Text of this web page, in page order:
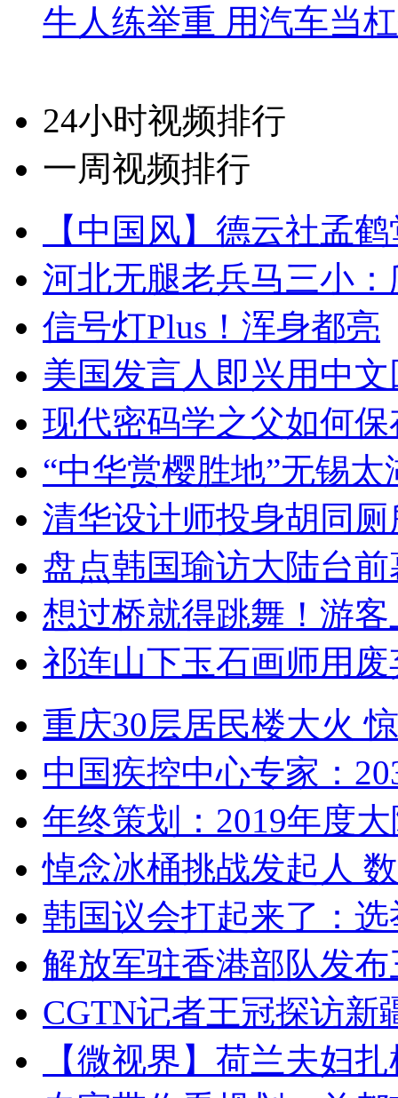
牛人练举重 用汽车当
24小时视频排行
一周视频排行
【中国风】德云社孟
河北无腿老兵马三小
信号灯Plus！浑身都亮
美国发言人即兴用中
现代密码学之父如何
“中华赏樱胜地”无锡
清华设计师投身胡同
盘点韩国瑜访大陆台
想过桥就得跳舞！游客
祁连山下玉石画师用
重庆30层居民楼大火
中国疾控中心专家：
年终策划：2019年度
悼念冰桶挑战发起人
韩国议会打起来了：
解放军驻香港部队发
CGTN记者王冠探访新
【微视界】荷兰夫妇